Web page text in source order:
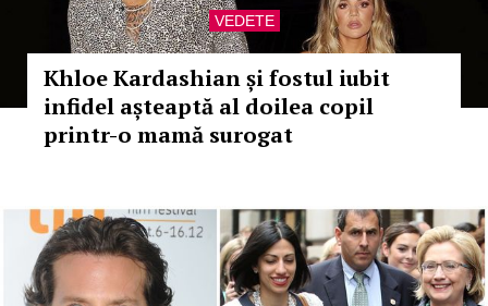
VEDETE
Khloe Kardashian și fostul iubit
infidel așteaptă al doilea copil
printr-o mamă surogat